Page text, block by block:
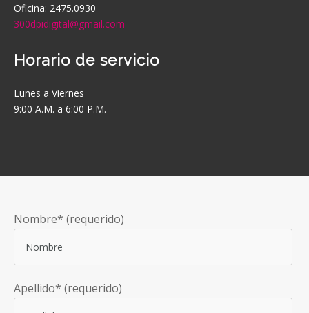
Oficina: 2475.0930
300dpidigital@gmail.com
Horario de servicio
Lunes a Viernes
9:00 A.M. a 6:00 P.M.
Nombre* (requerido)
Apellido* (requerido)